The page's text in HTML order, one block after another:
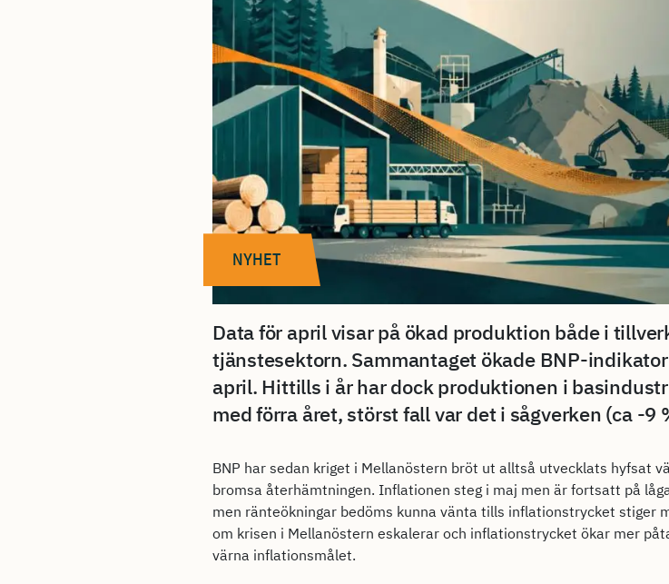
NYHET
Data för april visar på ökad produktion både i
tjänstesektorn. Sammantaget ökade BNP-
april. Hittills i år har dock produktionen i
med förra året, störst fall var det i sågverken (ca -9
BNP har sedan kriget i Mellanöstern bröt ut alltså utvecklats hyfsat
bromsa återhämtningen. Inflationen steg i maj men är fortsatt på
men ränteökningar bedöms kunna vänta tills inflationstrycket stiger
om krisen i Mellanöstern eskalerar och inflationstrycket ökar mer
värna inflationsmålet.